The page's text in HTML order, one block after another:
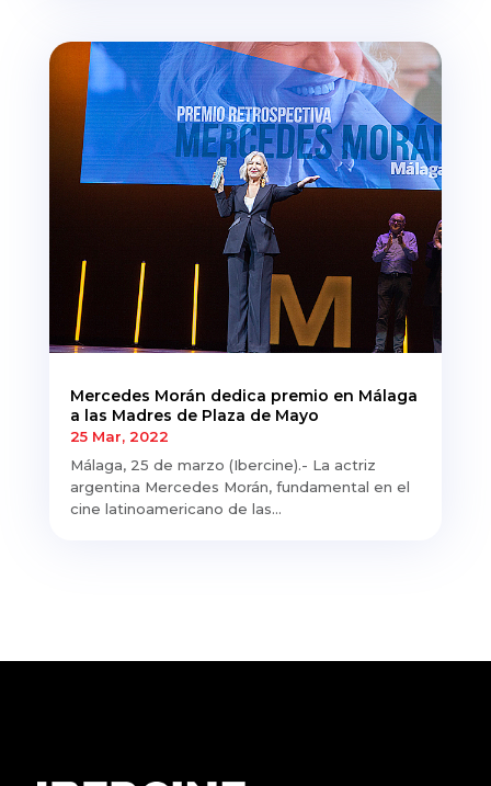
Mercedes Morán dedica premio en Málaga
a las Madres de Plaza de Mayo
25 Mar, 2022
Málaga, 25 de marzo (Ibercine).- La actriz
argentina Mercedes Morán, fundamental en el
cine latinoamericano de las...